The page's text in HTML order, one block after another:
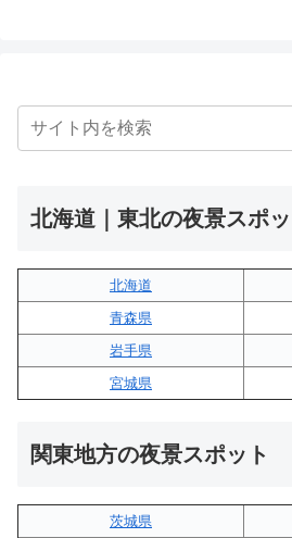
北海道｜東北の夜景スポッ
北海道
青森県
岩手県
宮城県
関東地方の夜景スポット
茨城県